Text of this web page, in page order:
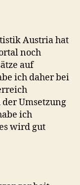
Austria hat
noch
auf
ich daher bei
Umsetzung
ich
wird gut